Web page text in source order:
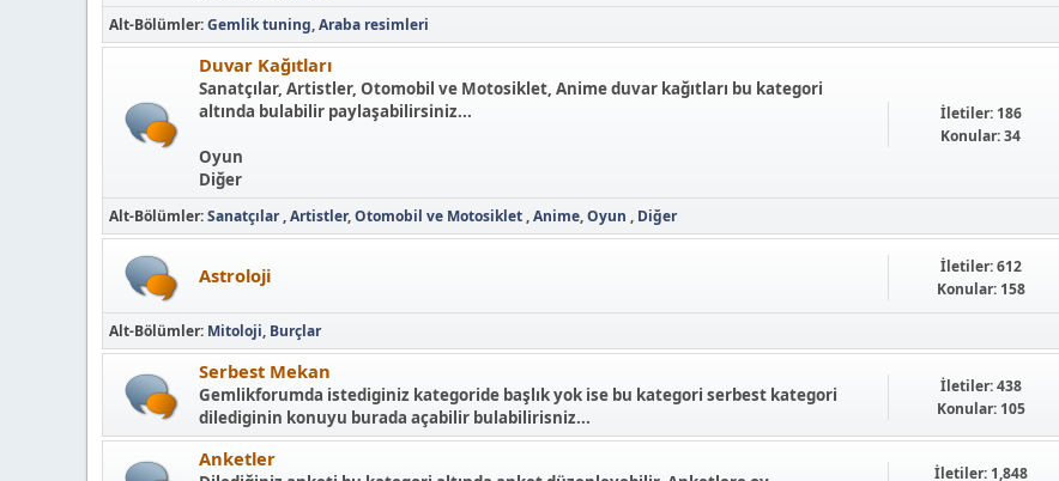
Alt-Bölümler Gemlik tuning Araba resimleri
Duvar Kağıtları
Sanatçılar, Artistler, Otomobil ve Motosiklet, Anime duvar kağıtları bu kategori
altında bulabilir paylaşabilirsiniz...
Oyun
Diğer
İletiler: 186
Konular: 34
Alt-Bölümler Sanatçılar , Artistler Otomobil ve Motosiklet Anime Oyun Diğer
Astroloji
İletiler: 612
Konular: 158
Alt-Bölümler Mitoloji Burçlar
Serbest Mekan
Gemlikforumda istediginiz kategoride başlık yok ise bu kategori serbest kategori
dilediginin konuyu burada açabilir bulabilirisniz...
İletiler: 438
Konular: 105
Anketler
İletiler: 1,848